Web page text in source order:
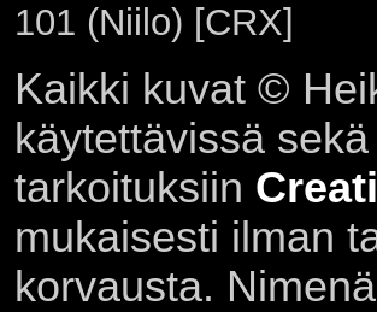
101 (Niilo) [CRX]
Kaikki kuvat ©
käytettävissä
tarkoituksiin
mukaisesti ilman
korvausta.